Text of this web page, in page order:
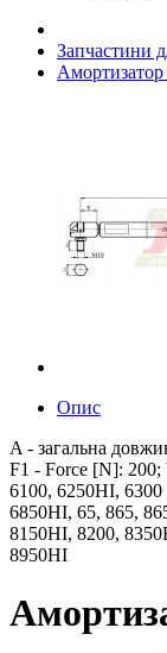
Запчастини
Опис
A - загальна
F1 - Force [N]:
6100, 6250HI,
6850HI, 65, 865,
8150HI, 8200,
8950HI